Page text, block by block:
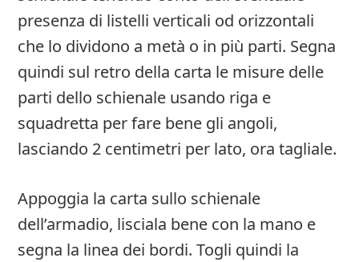
presenza di listelli verticali od orizzontali
che lo dividono a metà o in più parti. Segna
quindi sul retro della carta le misure delle
parti dello schienale usando riga e
squadretta per fare bene gli angoli,
lasciando 2 centimetri per lato, ora tagliale.
Appoggia la carta sullo schienale
dell’armadio, lisciala bene con la mano e
segna la linea dei bordi. Togli quindi la